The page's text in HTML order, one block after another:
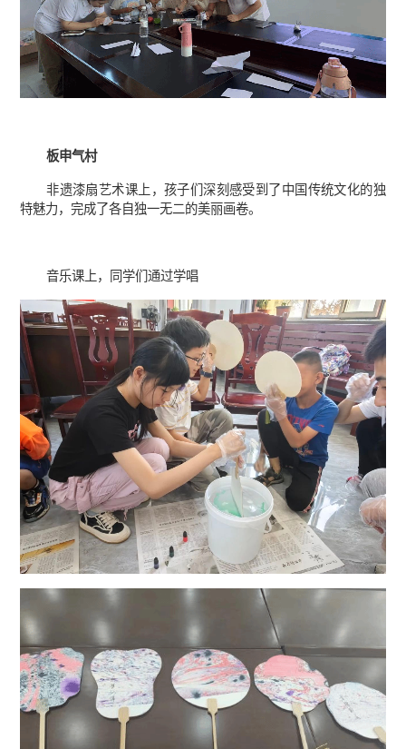
板申气村
非遗漆扇艺术课上，孩子们深刻感受到了中国传统文化的独
特魅力，完成了各自独一无二的美丽画卷。
音乐课上，同学们通过学唱